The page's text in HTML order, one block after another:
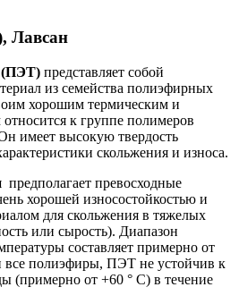
Лавсан
(ПЭТ) представляет собой
из семейства полиэфирных
хорошим термическим и
к группе полимеров
имеет высокую твердость
скольжения и износа.
предполагает превосходные
хорошей износостойкостью и
для скольжения в тяжелых
или сырость). Диапазон
составляет примерно от
все полиэфиры, ПЭТ не устойчив к
(примерно от +60 ° C) в течение